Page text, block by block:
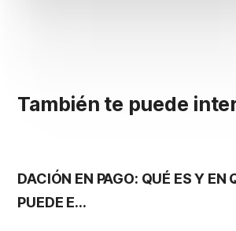
También te puede
DACIÓN EN PAGO: QUÉ ES Y EN
PUEDE E...